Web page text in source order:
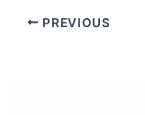
PREVIOUS